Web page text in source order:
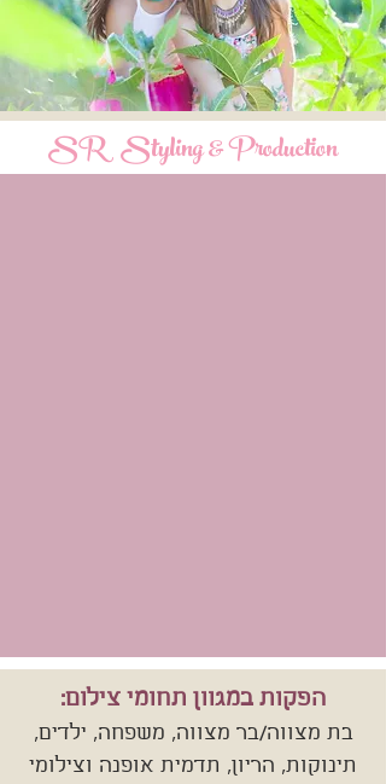
SR Styling& Production
הפקות במגוון תחומי צילום:
בת מצווה/בר מצווה, משפחה, ילדים,
תינוקות, הריון, תדמית אופנה וצילומי